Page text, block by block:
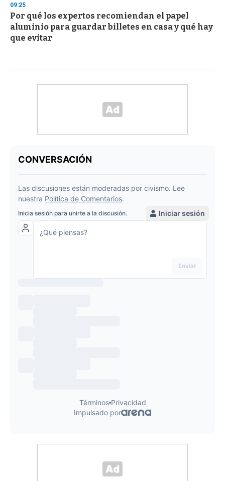
09:25
Por qué los expertos recomiendan el papel
aluminio para guardar billetes en casa y qué hay
que evitar